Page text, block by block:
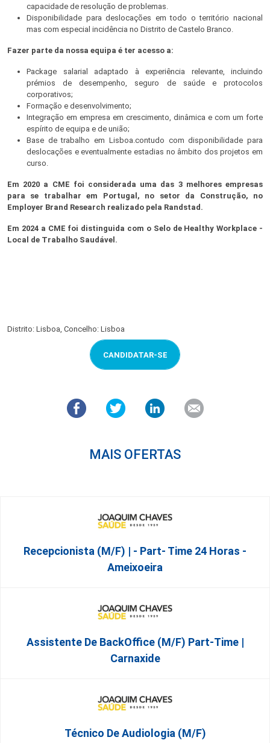
capacidade de resolução de problemas.
Disponibilidade para deslocações em todo o território nacional
mas com especial incidência no Distrito de Castelo Branco.
Fazer parte da nossa equipa é ter acesso a:
Package salarial adaptado à experiência relevante, incluindo
prémios de desempenho, seguro de saúde e protocolos
corporativos;
Formação e desenvolvimento;
Integração em empresa em crescimento, dinâmica e com um forte
espírito de equipa e de união;
Base de trabalho em Lisboa.contudo com disponibilidade para
deslocações e eventualmente estadias no âmbito dos projetos em
curso.
Em 2020 a CME foi considerada uma das 3 melhores empresas
para se trabalhar em Portugal, no setor da Construção, no
Employer Brand Research realizado pela Randstad.
Em 2024 a CME foi distinguida com o Selo de Healthy Workplace -
Local de Trabalho Saudável.
Distrito: Lisboa, Concelho: Lisboa
CANDIDATAR-SE
MAIS OFERTAS
Recepcionista (M/F) | - Part- Time 24 Horas -
Ameixoeira
Assistente De BackOffice (M/F) Part-Time |
Carnaxide
Técnico De Audiologia (M/F)